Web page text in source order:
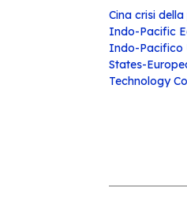
Cina crisi
Indo-Pacific
Indo-Pacifico
States-
Technology